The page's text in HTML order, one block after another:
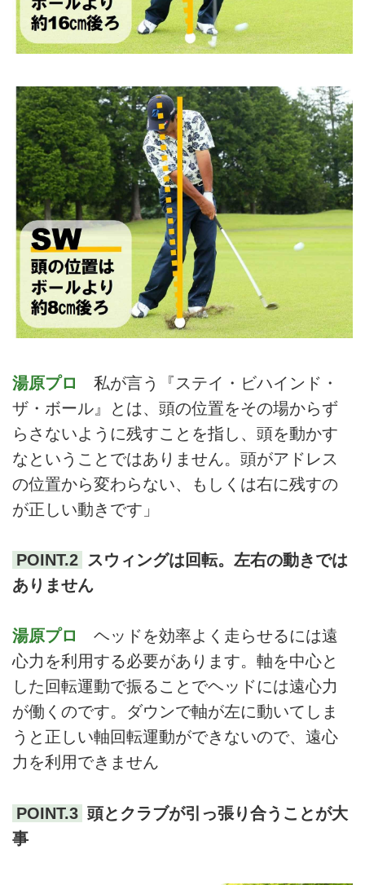
湯原プロ
私が言う『ステイ・ビハインド・
ザ・ボール』とは、頭の位置をその場からず
らさないように残すことを指し、頭を動かす
なということではありません。頭がアドレス
の位置から変わらない、もしくは右に残すの
が正しい動きです」
POINT.2 スウィングは回転。左右の動きでは
ありません
湯原プロ
ヘッドを効率よく走らせるには遠
心力を利用する必要があります。軸を中心と
した回転運動で振ることでヘッドには遠心力
が働くのです。ダウンで軸が左に動いてしま
うと正しい軸回転運動ができないので、遠心
力を利用できません
POINT.3 頭とクラブが引っ張り合うことが大
事